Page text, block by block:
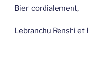
Bien cordialement,
Lebranchu Renshi et